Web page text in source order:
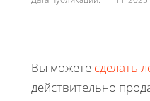
Вы можете сделать
действительно